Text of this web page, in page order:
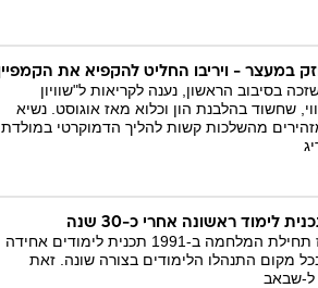
במעצר - ויריבו החליט להקפיא את הקמפיין
בסיבוב הראשון, נענה לקריאות ל"שוויון
שחשוד בהלבנת הון וכלוא מאז אוגוסט. נשיא
מהשלכות קשות להליך הדמוקרטי במולדת
לימוד ראשונה אחרי כ-30 שנה
הממשלה פרסמה לראשונה מאז תחילת המלחמה ב-1991 תכנית לימודים אחידה
מקום התנהלו הלימודים בצורה שונה. זאת
ל-שבאב